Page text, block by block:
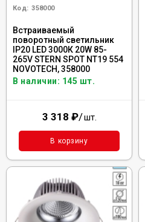
Код: 358000
Встраиваемый
поворотный светильник
IP20 LED 3000К 20W 85-
265V STERN SPOT NT19 554
NOVOTECH, 358000
В наличии: 145 шт.
3 318 ₽/шт.
В корзину